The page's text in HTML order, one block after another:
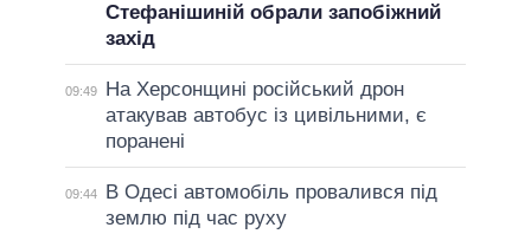
Стефанішиній обрали запобіжний
захід
09:49
На Херсонщині російський дрон
атакував автобус із цивільними, є
поранені
09:44
В Одесі автомобіль провалився під
землю під час руху